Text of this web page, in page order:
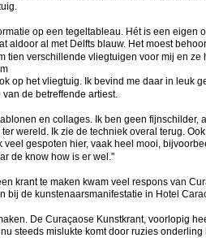
op een tegeltableau. Hét is een
aldoor al met Delfts blauw. Het moest
tien verschillende vliegtuigen voor mij en
op het vliegtuig. Ik bevind me daar in leuk
de betreffende artiest.
en collages. Ik ben geen
ter wereld. Ik zie de techniek overal terug.
veel gespoten hier, vaak heel mooi,
de know how is er wel."
krant te maken kwam veel respons van
bij de kunstenaarsmanifestatie in Hotel
De Curaçaose Kunstkrant, voorlopig
steeds mislukte komt door ruzies